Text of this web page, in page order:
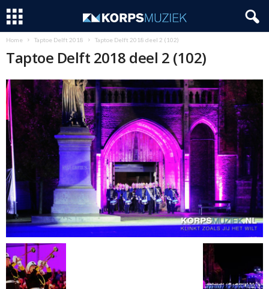
Home Taptoe Delft 2018 Taptoe Delft 2018 deel 2 (102)
Taptoe Delft 2018 deel 2 (102)